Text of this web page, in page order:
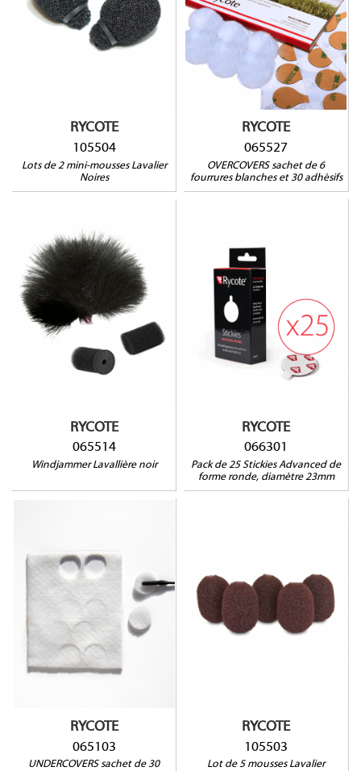
RYCOTE
105504
Lots de 2 mini-mousses Lavalier
Noires
Compatible avec :
Audio-Technica AT892c,
Beyerdynamic MCE7,
Countryman B6, Da-Cappo :
RYCOTE
065527
OVERCOVERS sachet de 6
fourrures blanches et 30 adhésifs
RYCOTE
065514
Windjammer Lavallière noir
Compatible avec :
AUDIO-TECHNICA : AT899,
COUNTRYMAN : B3 et B6,
DPA : 4060, 4061, 4062,
4063, 4088, 4097, 6060,
SANKEN COS11S,
SENNHEISER : MKE2, ME102,
ME2, ME4, MKE1, MKE2,
SHURE : MX418, SM93,
500-506-910
RYCOTE
066301
Pack de 25 Stickies Advanced de
forme ronde, diamètre 23mm
066301
RYCOTE
065103
UNDERCOVERS sachet de 30
065103
RYCOTE
105503
Lot de 5 mousses Lavalier
Compatible avec :
Audio-Technica AT899,
Countryman B3, EMW, DPA
4060, 4061, 4062, 4063, 4065,